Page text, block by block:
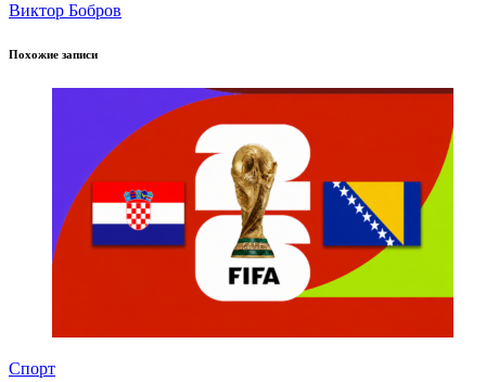
Виктор Бобров
Похожие записи
Спорт